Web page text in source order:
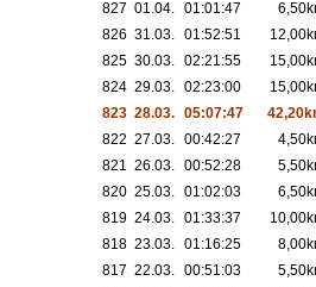
827 01.04. 01:01:47
826 31.03. 01:52:51
825 30.03. 02:21:55
824 29.03. 02:23:00
823 28.03. 05:07:47
822 27.03. 00:42:27
821 26.03. 00:52:28
820 25.03. 01:02:03
819 24.03. 01:33:37
818 23.03. 01:16:25
817 22.03. 00:51:03